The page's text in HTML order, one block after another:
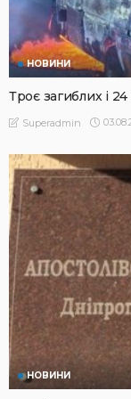
НОВИНИ
Троє загиблих і
Superadmin
НОВИНИ